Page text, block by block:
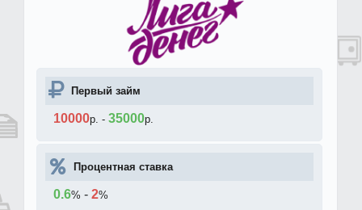
Первый займ
10000р. - 35000р.
Процентная ставка
0.6% - 2%